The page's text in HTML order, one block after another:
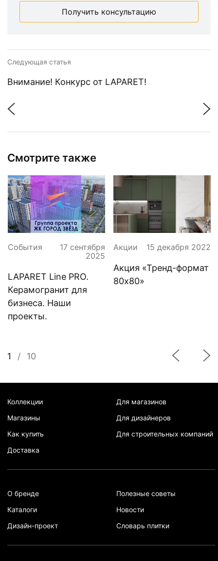
Получить консультацию
Следующая статья
Внимание! Конкурс от LAPARET!
Смотрите также
События
17 сентября
2025
LAPARET Line PRO.
Керамогранит для
бизнеса. Наши
проекты.
Акции 15 декабря 2022
Акция «Тренд-формат
80x80»
1 / 10
Коллекции
Магазины
Как купить
Доставка
Для магазинов
Для дизайнеров
Для строительных компаний
О бренде
Каталоги
Дизайн-проект
Полезные советы
Новости
Словарь плитки